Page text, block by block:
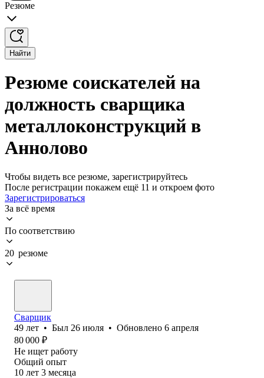
Резюме
Найти
Резюме соискателей на
должность сварщика
металлоконструкций в
Аннолово
Чтобы видеть все резюме, зарегистрируйтесь
После регистрации покажем ещё 11 и откроем фото
Зарегистрироваться
За всё время
По соответствию
20 резюме
Сварщик
49 лет • Был 26 июля • Обновлено 6 апреля
80 000 ₽
Не ищет работу
Общий опыт
10 лет 3 месяца